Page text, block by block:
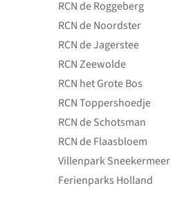
RCN de Roggeberg
RCN de Noordster
RCN de Jagerstee
RCN Zeewolde
RCN het Grote Bos
RCN Toppershoedje
RCN de Schotsman
RCN de Flaasbloem
Villenpark Sneekermeer
Ferienparks Holland